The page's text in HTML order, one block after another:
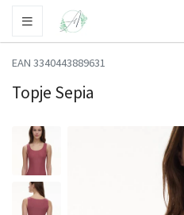
EAN 3340443889631
Topje Sepia